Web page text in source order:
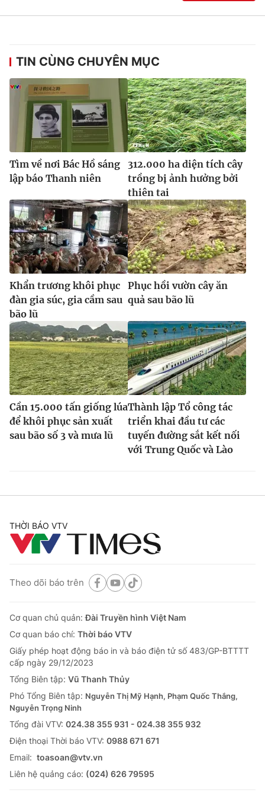
TIN CÙNG CHUYÊN MỤC
Tìm về nơi Bác Hồ sáng
lập báo Thanh niên
312.000 ha diện tích cây
trồng bị ảnh hưởng bởi
thiên tai
Khẩn trương khôi phục
đàn gia súc, gia cầm sau
bão lũ
Phục hồi vườn cây ăn
quả sau bão lũ
Cần 15.000 tấn giống lúa
để khôi phục sản xuất
sau bão số 3 và mưa lũ
Thành lập Tổ công tác
triển khai đầu tư các
tuyến đường sắt kết nối
với Trung Quốc và Lào
THỜI BÁO VTV
Theo dõi báo trên
Cơ quan chủ quản:Đài Truyền hình Việt Nam
Cơ quan báo chí: Thời báo VTV
Giấy phép hoạt động báo in và báo điện tử số 483/GP-BTTTT
cấp ngày 29/12/2023
Tổng Biên tập: Vũ Thanh Thủy
Phó Tổng Biên tập: Nguyễn Thị Mỹ Hạnh, Phạm Quốc Thắng,
Nguyễn Trọng Ninh
Tổng đài VTV: 024.38 355 931 - 024.38 355 932
Ðiện thoại Thời báo VTV: 0988 671 671
Email: toasoan@vtv.vn
Liên hệ quảng cáo: (024) 626 79595